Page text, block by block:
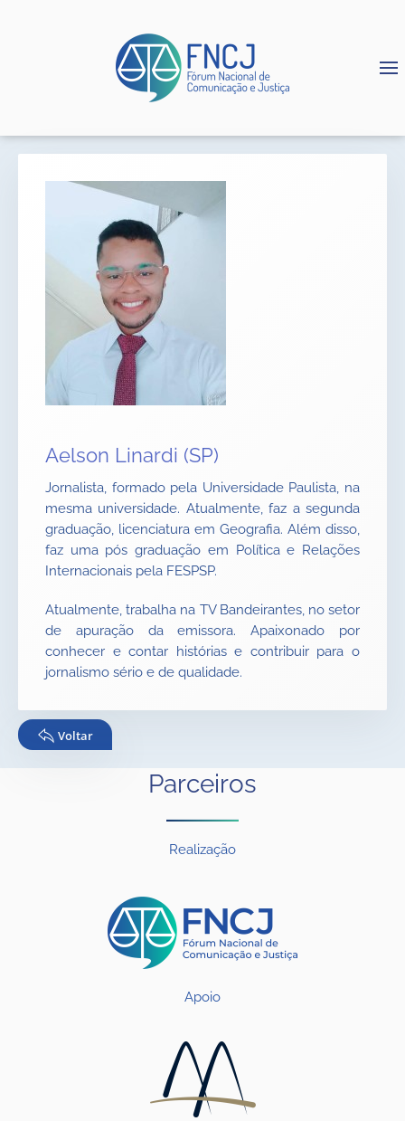
Aelson Linardi (SP)
Jornalista, formado pela Universidade Paulista, na
mesma universidade. Atualmente, faz a segunda
graduação, licenciatura em Geografia. Além disso,
faz uma pós graduação em Política e Relações
Internacionais pela FESPSP.
Atualmente, trabalha na TV Bandeirantes, no setor
de apuração da emissora. Apaixonado por
conhecer e contar histórias e contribuir para o
jornalismo sério e de qualidade.
Voltar
Parceiros
Realização
Apoio